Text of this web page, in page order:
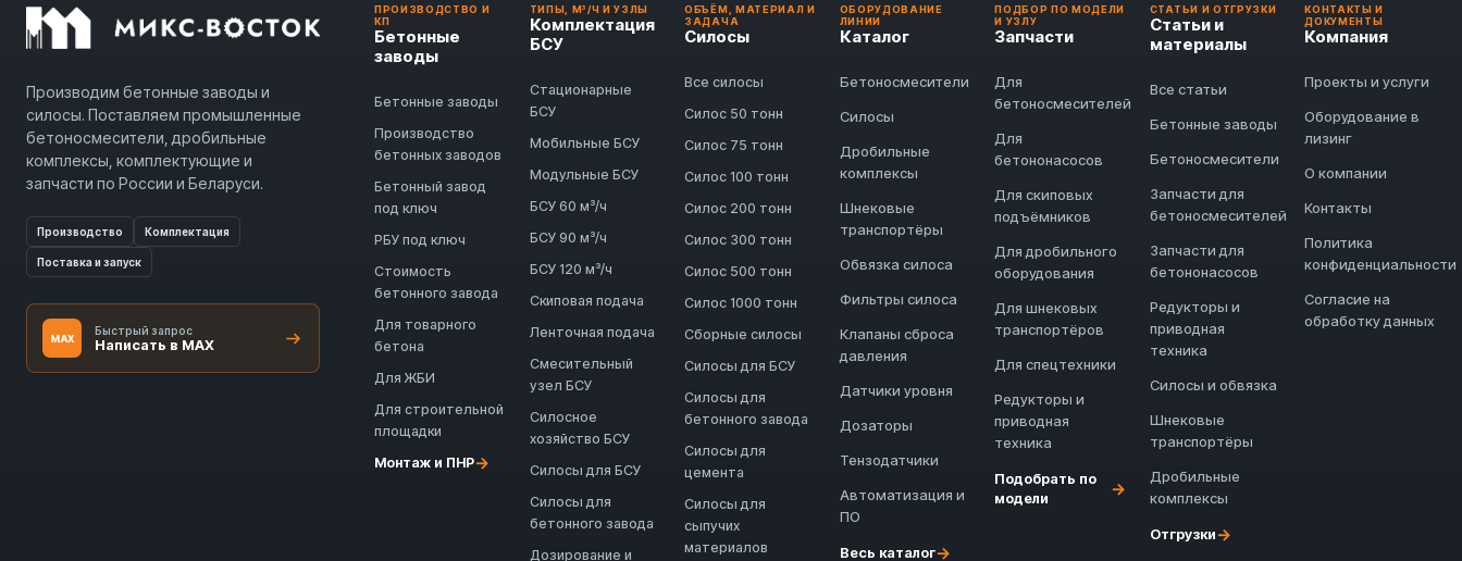
Производим бетонные заводы и
силосы. Поставляем промышленные
бетоносмесители, дробильные
комплексы, комплектующие и
запчасти по России и Беларуси.
Производство Комплектация
Поставка и запуск
MAX
Быстрый запрос
Написать в MAX
ПРОИЗВОДСТВО И
КП
Бетонные
заводы
Бетонные заводы
Производство
бетонных заводов
Бетонный завод
под ключ
РБУ под ключ
Стоимость
бетонного завода
Для товарного
бетона
Для ЖБИ
Для строительной
площадки
Монтаж и ПНР→
ТИПЫ, М³/Ч И УЗЛЫ
Комплектация
БСУ
Стационарные
БСУ
Мобильные БСУ
Модульные БСУ
БСУ 60 м³/ч
БСУ 90 м³/ч
БСУ 120 м³/ч
Скиповая подача
Ленточная подача
Смесительный
узел БСУ
Силосное
хозяйство БСУ
Силосы для БСУ
Силосы для
бетонного завода
Дозирование и
ОБЪЁМ, МАТЕРИАЛ И
ЗАДАЧА
Силосы
Все силосы
Силос 50 тонн
Силос 75 тонн
Силос 100 тонн
Силос 200 тонн
Силос 300 тонн
Силос 500 тонн
Силос 1000 тонн
Сборные силосы
Силосы для БСУ
Силосы для
бетонного завода
Силосы для
цемента
Силосы для
сыпучих
материалов
ОБОРУДОВАНИЕ
ЛИНИИ
Каталог
Бетоносмесители
Силосы
Дробильные
комплексы
Шнековые
транспортёры
Обвязка силоса
Фильтры силоса
Клапаны сброса
давления
Датчики уровня
Дозаторы
Тензодатчики
Автоматизация и
ПО
Весь каталог→
ПОДБОР ПО МОДЕЛИ
И УЗЛУ
Запчасти
Для
бетоносмесителей
Для
бетононасосов
Для скиповых
подъёмников
Для дробильного
оборудования
Для шнековых
транспортёров
Для спецтехники
Редукторы и
приводная
техника
Подобрать по
модели
→
СТАТЬИ И ОТГРУЗКИ
Статьи и
материалы
Все статьи
Бетонные заводы
Бетоносмесители
Запчасти для
бетоносмесителей
Запчасти для
бетононасосов
Редукторы и
приводная
техника
Силосы и обвязка
Шнековые
транспортёры
Дробильные
комплексы
Отгрузки→
КОНТАКТЫ И
ДОКУМЕНТЫ
Компания
Проекты и услуги
Оборудование в
лизинг
О компании
Контакты
Политика
конфиденциальности
Согласие на
обработку данных